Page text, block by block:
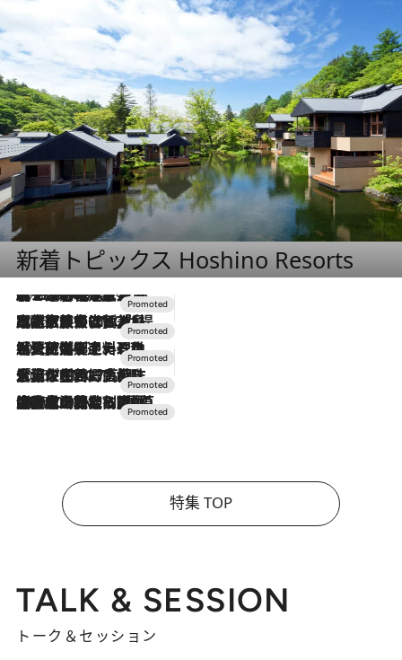
新着トピックス Hoshino Resorts
2026.8.7
【トンボの足水浴】ヒノキの香りに包まれて涼感マックス！約13℃の湧水かけ流しを避暑地「星野温泉 トンボの湯」で体験
2026.7.31
【ホテル帰省】という選択肢をOMOが提案。家族とほどよい距離を保つには「昼は実家、夜は気兼ねなくホテルで！」
2026.7.24
【夏限定ディナーコース】旬を迎える稚鮎や花ズッキーニなどをイタリア・トスカーナの郷土料理の手法で満喫！
2026.7.17
「土佐和ハーブかき氷」がOMO7高知に登場！生姜、山椒、大葉など目にも舌にも涼を呼ぶ郷土の味
2026.7.10
NEW OPEN！【界 草津】名湯の地に誕生。趣の異なる2種の温泉と上州ならではの会席・蕎麦割烹など美食を味わう究極の癒やし旅
特集 TOP
TALK & SESSION
トーク＆セッション